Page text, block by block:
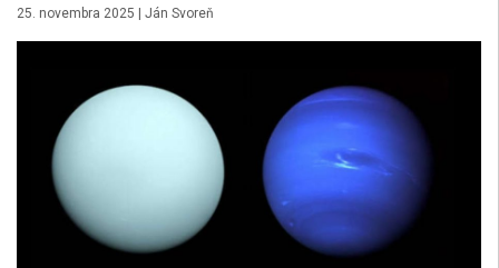
25. novembra 2025 | Ján Svoreň